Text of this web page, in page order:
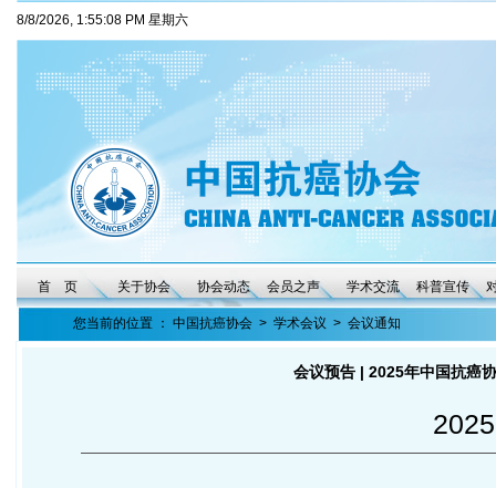
8/8/2026, 1:55:09 PM 星期六
首 页 关于协会 协会动态 会员之声 学术交流 科普宣传
您当前的位置 ： 中国抗癌协会 > 学术会议 > 会议通知
会议预告 | 2025年中国抗癌